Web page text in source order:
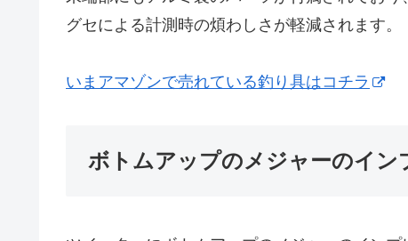
グセによる計測時の煩わしさが軽減されます。
いまアマゾンで売れている釣り具はコチラ
ボトムアップのメジャーのイン